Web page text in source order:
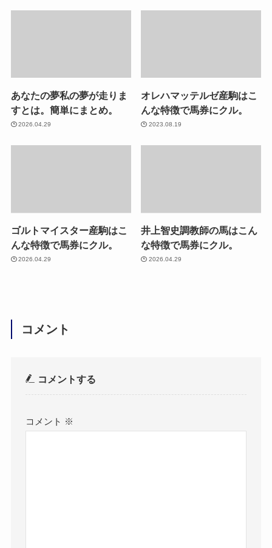
あなたの夢私の夢が走りま
すとは。簡単にまとめ。
2026.04.29
オレハマッテルゼ産駒はこ
んな特徴で馬券にクル。
2023.08.19
ゴルトマイスター産駒はこ
んな特徴で馬券にクル。
2026.04.29
井上智史調教師の馬はこん
な特徴で馬券にクル。
2026.04.29
コメント
コメントする
コメント ※